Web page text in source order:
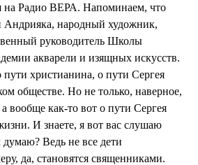
на Радио ВЕРА. Напоминаем, что
Андрияка, народный художник,
руководитель Школы
акварели и изящных искусств.
христианина, о пути Сергея
обществе. Но не только, наверное,
вообще как-то вот о пути Сергея
И знаете, я вот вас слушаю
Ведь не все дети
да, становятся священниками.